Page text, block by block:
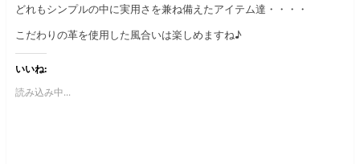
どれもシンプルの中に実用さを兼ね備えたアイテム達・・・・
こだわりの革を使用した風合いは楽しめますね♪
いいね:
読み込み中...